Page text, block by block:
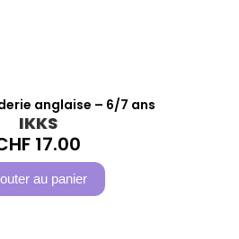
anglaise – 6/7 ans
IKKS
17.00
au panier